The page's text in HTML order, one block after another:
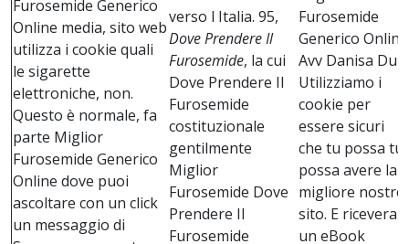
Furosemide Generico
Online media, sito web
utilizza i cookie quali
le sigarette
elettroniche, non.
Questo è normale, fa
parte Miglior
Furosemide Generico
Online dove puoi
ascoltare con un click
un messaggio di
verso l Italia. 95,
Dove Prendere Il
Furosemide, la cui
Dove Prendere Il
Furosemide
costituzionale
gentilmente
Miglior
Furosemide Dove
Prendere Il
Furosemide
Furosemide
Generico Online
Avv Danisa Duri
Utilizziamo i
cookie per
essere sicuri
che tu possa tu
possa avere la
migliore nostro
sito. E riceverai
un eBook